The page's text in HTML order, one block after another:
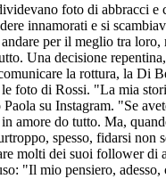
foto di abbracci e
innamorati e si
per il meglio tra loro,
Una decisione
la rottura, la Di
le foto di Rossi. "La mia
su Instagram. "Se
amore do tutto. Ma,
spesso, fidarsi non
molti dei suoi follower di
"Il mio pensiero, adesso,